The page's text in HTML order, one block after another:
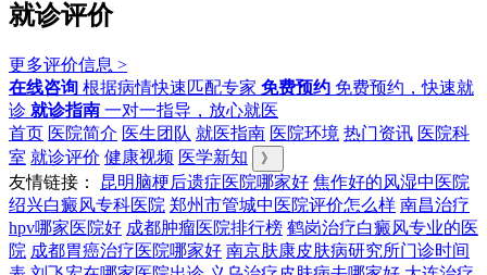
就诊评价
更多评价信息 >
在线咨询 根据病情快速匹配专家 免费预约 免费预约，快速就
诊 就诊指南 一对一指导，放心就医
首页 医院简介 医生团队 就医指南 医院环境 热门资讯 医院科
室 就诊评价 健康视频 医学新知 》
友情链接： 昆明脑梗后遗症医院哪家好 焦作好的风湿中医院
绍兴白癜风专科医院 郑州市管城中医院评价怎么样 南昌治疗
hpv哪家医院好 成都肿瘤医院排行榜 鹤岗治疗白癜风专业的医
院 成都胃癌治疗医院哪家好 南京肤康皮肤病研究所门诊时间